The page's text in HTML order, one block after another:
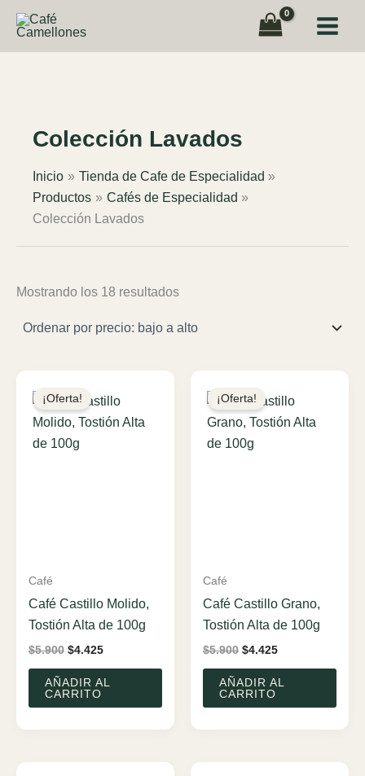
contenido
Colección Lavados
Inicio
Tienda de Cafe de Especialidad
Productos
Cafés de Especialidad
Colección Lavados
Mostrando los 18 resultadosOrdenado
bajo
¡Oferta!
Café
Café Castillo Molido,
Tostión Alta de 100g
$5.900 El
original
era:
$5.900.
$4.425El
actual
$4.425.
AÑADIR AL
CARRITO
¡Oferta!
Café
Café Castillo Grano,
Tostión Alta de 100g
$5.900 El
original
era:
$5.900.
$4.425El
actual
$4.425.
AÑADIR AL
CARRITO